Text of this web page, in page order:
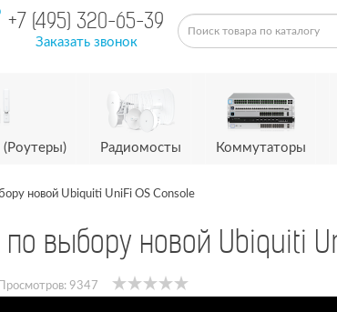
+7 (495) 320-65-39
Заказать звонок
Радиомосты Коммутаторы
новой Ubiquiti UniFi OS Console
выбору новой Ubiquiti
Просмотров: 9347